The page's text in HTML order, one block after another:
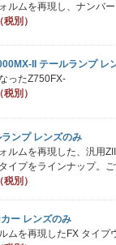
ルムを再現し、ナンバ
別）
II テールランプ レ
ったZ750FX-
別）
ンプ レンズのみ
ルムを再現した、汎用
イプをラインナップ。ご
別）
ー レンズのみ
ムを再現したFX タイプ